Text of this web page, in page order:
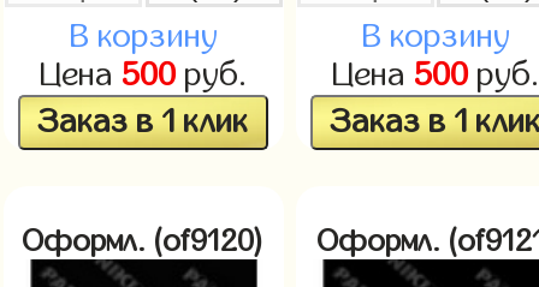
В корзину
Цена 500руб.
Заказ в 1 клик
В корзину
Цена 500руб.
Заказ в 1
Оформл. (of9120) Оформл.